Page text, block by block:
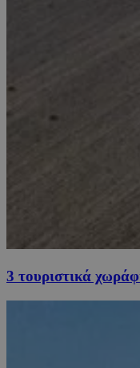
3 τουριστικά